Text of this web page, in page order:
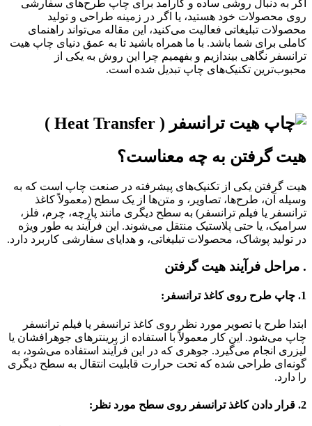
اگر به دنبال روشی ساده و کارآمد برای چاپ طرح‌های سفارشی
روی محصولات خود هستید، یا اگر در زمینه طراحی و تولید
محصولات تبلیغاتی فعالیت می‌کنید، این مقاله می‌تواند راهنمای
کاملی برای شما باشد. با ما همراه باشید تا به عمق دنیای چاپ هیت
ترانسفر نگاهی بیندازیم و بفهمیم چرا این روش به یکی از
محبوب‌ترین تکنیک‌های چاپ تبدیل شده است.
هیت گرفتن به چه معناست؟
هیت گرفتن یکی از تکنیک‌های پیشرفته در صنعت چاپ است که به
وسیله آن، طرح‌ها، تصاویر، و متن‌ها از یک سطح (معمولاً کاغذ
ترانسفر یا فیلم ترانسفر) به سطح دیگری مانند پارچه، چرم، فلز،
سرامیک، یا حتی پلاستیک منتقل می‌شوند. این فرآیند به طور ویژه
در تولید پوشاک، محصولات تبلیغاتی، و هدایای سفارشی کاربرد دارد.
. مراحل فرآیند هیت گرفتن
1. چاپ طرح روی کاغذ ترانسفر:
ابتدا طرح یا تصویر مورد نظر روی کاغذ ترانسفر یا فیلم ترانسفر
چاپ می‌شود. این کار معمولاً با استفاده از پرینترهای جوهرافشان یا
لیزری انجام می‌گیرد. جوهری که در این فرآیند استفاده می‌شود، به
گونه‌ای طراحی شده که تحت حرارت قابلیت انتقال به سطح دیگری
را دارد.
2. قرار دادن کاغذ ترانسفر روی سطح مورد نظر: